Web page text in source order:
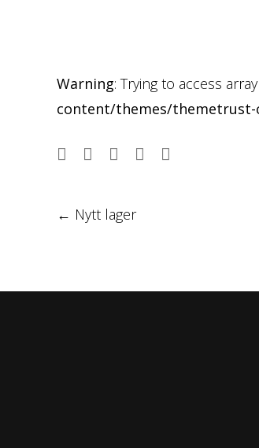
Warning: Trying to access
content/themes/
Post
navigation
← Nytt lager